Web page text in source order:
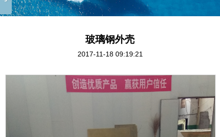
玻璃钢外壳
2017-11-18 09:19:21